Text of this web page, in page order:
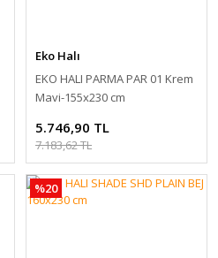
Eko Halı
EKO HALI PARMA PAR 01 Krem
Mavi-155x230 cm
5.746,90 TL
7.183,62 TL
%20